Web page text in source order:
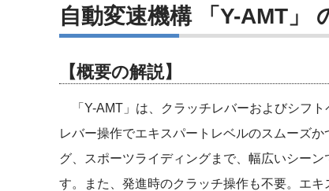
自動変速機構 「Y-AMT」
【概要の解説】
「Y-AMT」は、クラッチレバーおよびシフ
レバー操作でエキスパートレベルのスムーズ
グ、スポーツライディングまで、幅広いシー
す。また、発進時のクラッチ操作も不要。エ